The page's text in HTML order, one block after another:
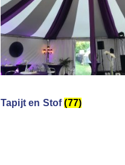
Tapijt en Stof(77)